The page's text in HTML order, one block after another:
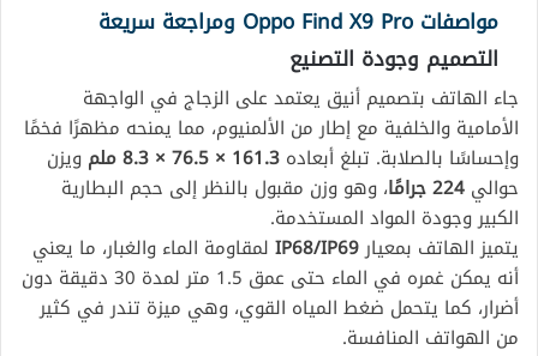
مواصفات Oppo Find X9 Pro ومراجعة سريعة
التصميم وجودة التصنيع
جاء الهاتف بتصميم أنيق يعتمد على الزجاج في الواجهة
الأمامية والخلفية مع إطار من الألمنيوم، مما يمنحه مظهرًا فخمًا
وإحساسًا بالصلابة. تبلغ أبعاده 161.3 × 76.5 × 8.3 ملم
ويزن
حوالي 224 جرامًا
، وهو وزن مقبول بالنظر إلى حجم البطارية
الكبير وجودة المواد المستخدمة.
يتميز الهاتف بمعيارIP68/IP69 لمقاومة الماء والغبار، ما يعني
أنه يمكن غمره في الماء حتى عمق 1.5 متر لمدة 30 دقيقة دون
أضرار، كما يتحمل ضغط المياه القوي، وهي ميزة تندر في كثير
من الهواتف المنافسة.